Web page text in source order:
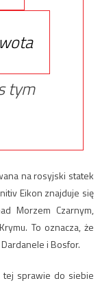
tym
na rosyjski statek
Eikon znajduje się
Morzem Czarnym,
To oznacza, że
i Bosfor.
tej sprawie do siebie